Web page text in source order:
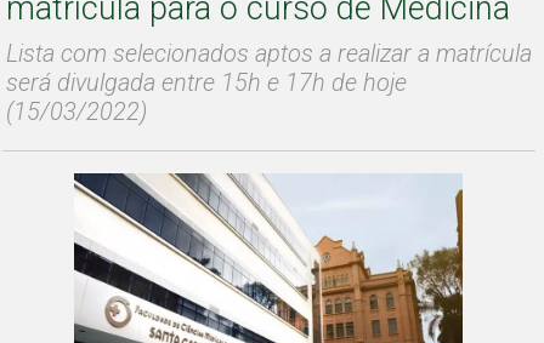
matrícula para o curso de Medicina
Lista com selecionados aptos a realizar a matrícula
será divulgada entre 15h e 17h de hoje
(15/03/2022)